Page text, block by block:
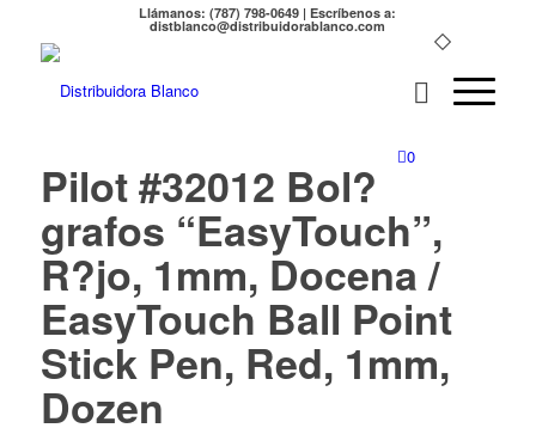
Llámanos: (787) 798-0649 | Escríbenos a:
distblanco@distribuidorablanco.com
0
Pilot #32012 Bol?
grafos “EasyTouch”,
R?jo, 1mm, Docena /
EasyTouch Ball Point
Stick Pen, Red, 1mm,
Dozen